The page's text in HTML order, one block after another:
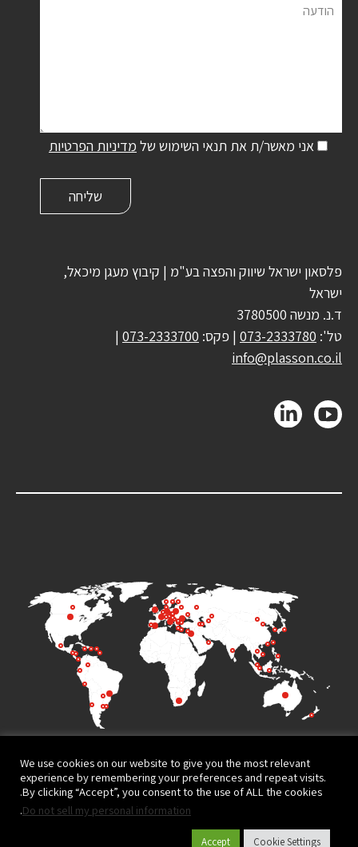
הודעה
אני מאשר/ת את תנאי השימוש של מדיניות הפרטיות
פלסאון ישראל שיווק והפצה בע"מ | קיבוץ מעגן מיכאל,
ישראל
ד.נ. מנשה 3780500
טל': 073-2333780 | פקס: 073-2333700
|
info@plasson.co.il
Terms of Use
We use cookies on our website to give you the most relevant
experience by remembering your preferences and repeat visits.
By clicking “Accept”, you consent to the use of ALL the cookies.
Do not sell my personal information
.
Cookie Settings
Accept